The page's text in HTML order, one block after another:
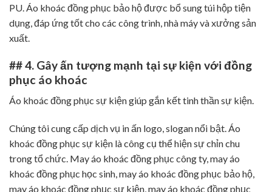
PU. Áo khoác đồng phục bảo hộ được bổ sung túi hộp tiện
dụng, đáp ứng tốt cho các công trình, nhà máy và xưởng sản
xuất.
## 4. Gây ấn tượng mạnh tại sự kiện với đồng
phục áo khoác
Áo khoác đồng phục sự kiện giúp gắn kết tinh thần sự kiện.
Chúng tôi cung cấp dịch vụ in ấn logo, slogan nổi bật. Áo
khoác đồng phục sự kiện là công cụ thể hiện sự chỉn chu
trong tổ chức. May áo khoác đồng phục công ty, may áo
khoác đồng phục học sinh, may áo khoác đồng phục bảo hộ,
may áo khoác đồng phục sự kiện, may áo khoác đồng phục